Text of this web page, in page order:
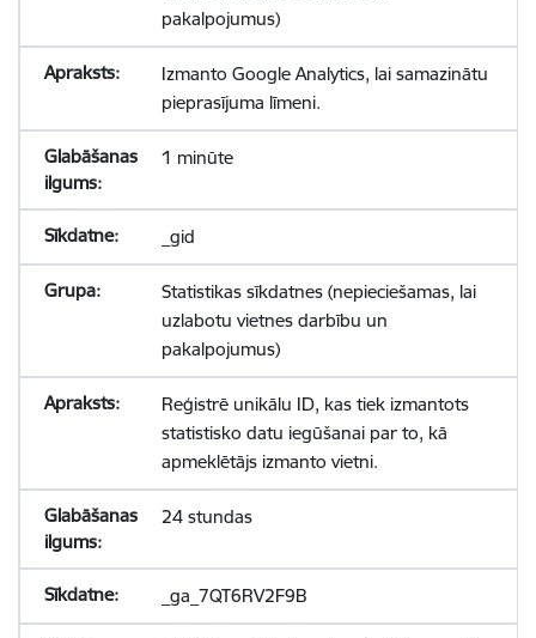
pakalpojumus)
Izmanto Google Analytics, lai samazinātu
pieprasījuma līmeni.
1 minūte
_gid
Statistikas sīkdatnes (nepieciešamas, lai
uzlabotu vietnes darbību un
pakalpojumus)
Reģistrē unikālu ID, kas tiek izmantots
statistisko datu iegūšanai par to, kā
apmeklētājs izmanto vietni.
24 stundas
_ga_7QT6RV2F9B